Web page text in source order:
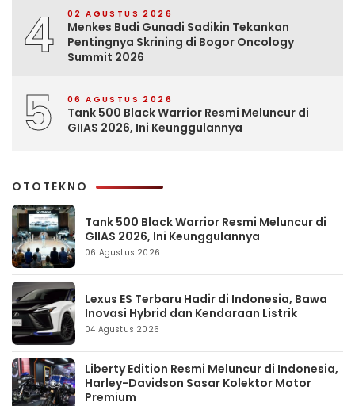
4 02 AGUSTUS 2026
Menkes Budi Gunadi Sadikin Tekankan
Pentingnya Skrining di Bogor Oncology
Summit 2026
5 06 AGUSTUS 2026
Tank 500 Black Warrior Resmi Meluncur di
GIIAS 2026, Ini Keunggulannya
OTOTEKNO
Tank 500 Black Warrior Resmi Meluncur di
GIIAS 2026, Ini Keunggulannya
06 Agustus 2026
Lexus ES Terbaru Hadir di Indonesia, Bawa
Inovasi Hybrid dan Kendaraan Listrik
04 Agustus 2026
Liberty Edition Resmi Meluncur di Indonesia,
Harley-Davidson Sasar Kolektor Motor
Premium